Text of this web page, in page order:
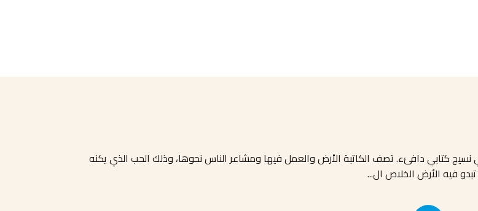
نسيج كتابي دافئء. تصف الكاتبة الأرض والعمل فيها ومشاعر الناس نحوها، وذلك الحب الذي يكنه
تبدو فيه الأرض الخلاص ال...